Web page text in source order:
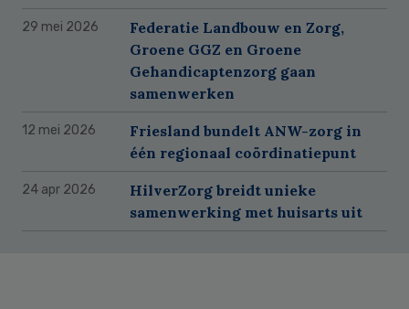
29 mei 2026
Federatie Landbouw en Zorg,
Groene GGZ en Groene
Gehandicaptenzorg gaan
samenwerken
12 mei 2026
Friesland bundelt ANW-zorg in
één regionaal coördinatiepunt
24 apr 2026
HilverZorg breidt unieke
samenwerking met huisarts uit